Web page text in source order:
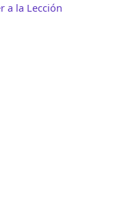
a la Lección